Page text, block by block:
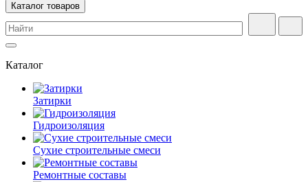
Каталог товаров
Каталог
Затирки
Гидроизоляция
Сухие строительные смеси
Ремонтные составы